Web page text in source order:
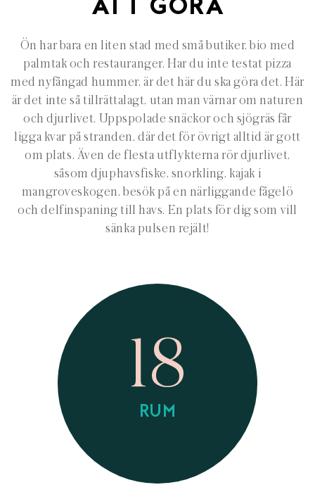
ATT GÖRA
Ön har bara en liten stad med små butiker, bio med
palmtak och restauranger. Har du inte testat pizza
med nyfångad hummer, är det här du ska göra det. Här
är det inte så tillrättalagt, utan man värnar om naturen
och djurlivet. Uppspolade snäckor och sjögräs får
ligga kvar på stranden, där det för övrigt alltid är gott
om plats. Även de flesta utflykterna rör djurlivet,
såsom djuphavsfiske, snorkling, kajak i
mangroveskogen, besök på en närliggande fågelö
och delfinspaning till havs. En plats för dig som vill
sänka pulsen rejält!
18
RUM